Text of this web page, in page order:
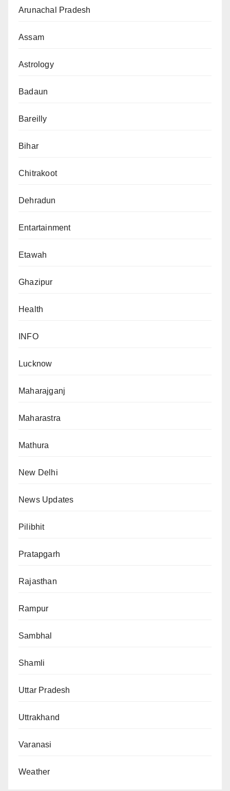
Arunachal Pradesh
Assam
Astrology
Badaun
Bareilly
Bihar
Chitrakoot
Dehradun
Entartainment
Etawah
Ghazipur
Health
INFO
Lucknow
Maharajganj
Maharastra
Mathura
New Delhi
News Updates
Pilibhit
Pratapgarh
Rajasthan
Rampur
Sambhal
Shamli
Uttar Pradesh
Uttrakhand
Varanasi
Weather